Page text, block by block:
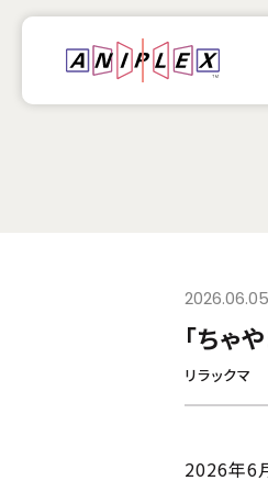
2026.06.05
「ちゃ
リラックマ
2026年6